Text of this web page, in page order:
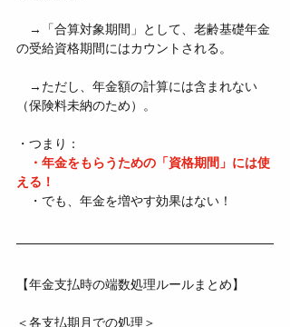
→「合算対象期間」として、老齢基礎年金
の受給資格期間にはカウントされる。
→ただし、年金額の計算には含まれない
（保険料未納のため）。
・つまり：
・年金をもらうための「資格期間」には使
える！
・でも、年金を増やす効果はない！
【年金支払時の端数処理ルールまとめ】
＜各支払期月での処理＞